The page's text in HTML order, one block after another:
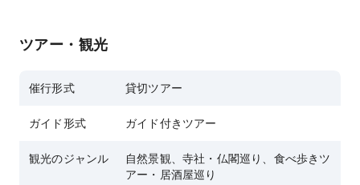
生食、オーガニック、ビーガン料理など、様々な
ティルタ・ウンプル寺院で神聖な沐浴の儀式を体
ツアー・観光
催行形式 貸切ツアー
ガイド形式 ガイド付きツアー
観光のジャンル
自然景観、寺社・仏閣巡り、食べ歩きツ
アー・居酒屋巡り